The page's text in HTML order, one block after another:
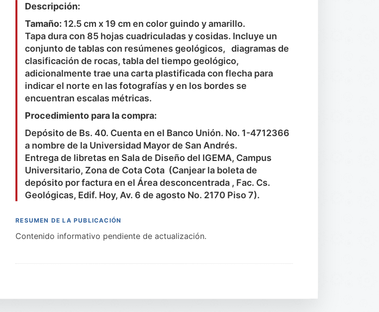
Descripción:
Tamaño: 12.5 cm x 19 cm en color guindo y amarillo.
Tapa dura con 85 hojas cuadriculadas y cosidas. Incluye un
conjunto de tablas con resúmenes geológicos, diagramas de
clasificación de rocas, tabla del tiempo geológico,
adicionalmente trae una carta plastificada con flecha para
indicar el norte en las fotografías y en los bordes se
encuentran escalas métricas.
Procedimiento para la compra:
Depósito de Bs. 40. Cuenta en el Banco Unión. No. 1-4712366
a nombre de la Universidad Mayor de San Andrés.
Entrega de libretas en Sala de Diseño del IGEMA, Campus
Universitario, Zona de Cota Cota (Canjear la boleta de
depósito por factura en el Área desconcentrada , Fac. Cs.
Geológicas, Edif. Hoy, Av. 6 de agosto No. 2170 Piso 7).
RESUMEN DE LA PUBLICACIÓN
Contenido informativo pendiente de actualización.